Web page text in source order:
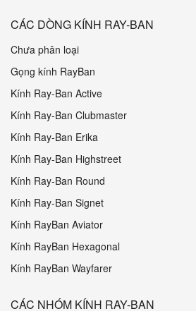
CÁC DÒNG KÍNH RAY-BAN
Chưa phân loại
Gọng kính RayBan
Kính Ray-Ban Active
Kính Ray-Ban Clubmaster
Kính Ray-Ban Erika
Kính Ray-Ban Highstreet
Kính Ray-Ban Round
Kính Ray-Ban Signet
Kính RayBan Aviator
Kính RayBan Hexagonal
Kính RayBan Wayfarer
CÁC NHÓM KÍNH RAY-BAN